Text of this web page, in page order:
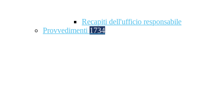
Recapiti dell'ufficio responsabile
Provvedimenti 1734